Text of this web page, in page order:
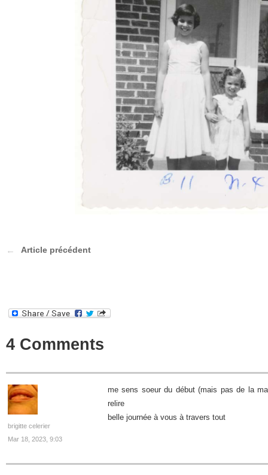
Article précédent
4 Comments
brigitte celerier
Mar 18, 2023, 9:03
me sens soeur du début (mais pas de la
relire
belle journée à vous à travers tout